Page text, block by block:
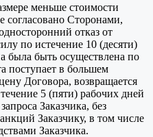
меньше стоимости
согласовано Сторонами,
отказ от
по истечение 10 (десяти)
была быть осуществлена по
поступает в большем
Договора, возвращается
5 (пяти) рабочих дней
Заказчика, без
Заказчику, в том числе
Заказчика.